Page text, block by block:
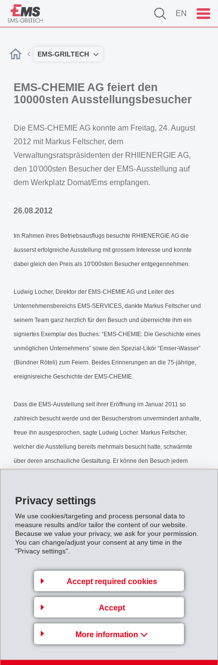
Privacy settings
We use cookies/targeting and process personal data to
measure results and/or tailor the content of our website.
Because we value your privacy, we ask for your permission.
You can change/adjust your consent at any time in the
"Privacy settings".
Accept required cookies
Accept
More information
EN
EMS-GRILTECH
EMS-CHEMIE AG feiert den
10000sten Ausstellungsbesucher
Die EMS-CHEMIE AG konnte am Freitag, 24. August
2012 mit Markus Feltscher, dem
Verwaltungsratspräsidenten der RHIIENERGIE AG,
den 10'000sten Besucher der EMS-Ausstellung auf
dem Werkplatz Domat/Ems empfangen.
26.08.2012
Im Rahmen ihres Betriebsausflugs besuchte RHIIENERGIE AG die
äusserst erfolgreiche Ausstellung mit grossem Interesse und konnte
dabei gleich den Preis als 10'000sten Besucher entgegennehmen.
Ludwig Locher, Direktor der EMS-CHEMIE AG und Leiter des
Unternehmensbereichs EMS-SERVICES, dankte Markus Feltscher und
seinem Team ganz herzlich für den Besuch und überreichte ihm ein
signiertes Exemplar des Buches: “EMS-CHEMIE: Die Geschichte eines
unmöglichen Unternehmens” sowie den Spezial-Likör “Emser-Wasser”
(Bündner Röteli) zum Feiern. Beides Erinnerungen an die 75-jährige,
ereignisreiche Geschichte der EMS-CHEMIE.
Dass die EMS-Ausstellung seit ihrer Eröffnung im Januar 2011 so
zahlreich besucht werde und der Besucherstrom unvermindert anhalte,
freue ihn ausgesprochen, sagte Ludwig Locher. Markus Feltscher,
welcher die Ausstellung bereits mehrmals besucht hatte, schwärmte
über deren anschauliche Gestaltung. Er könne den Besuch jedem
Die Ausstellung macht auf eindrückliche Weise die bewegte Geschichte
des Bündner Traditionsunternehmens EMS-CHEMIE inmitten der
Schweizer Alpen für Jung und Alt, für Laien als auch für Fachleute
erlebbar. Rund 140 Fotografien, über 300 historische Dokumente,
Anwendungsbeispiele aus allen Unternehmensphasen lassen dieses
spannende Stück Schweizer Wirtschaftsgeschichte auf über 1‘400 m2
Die Ausstellung ist für Gruppen auf Voranmeldung weiterhin
unentgeltlich zugänglich.